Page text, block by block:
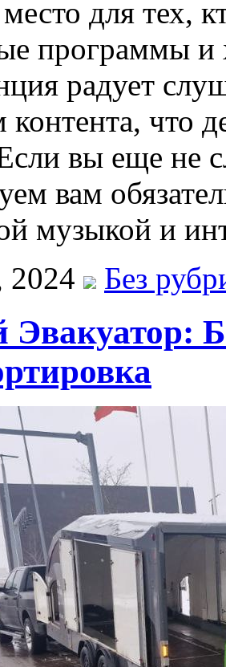
для тех,
программы и
радует
контента, что
вы еще не
вам
музыкой и
Без